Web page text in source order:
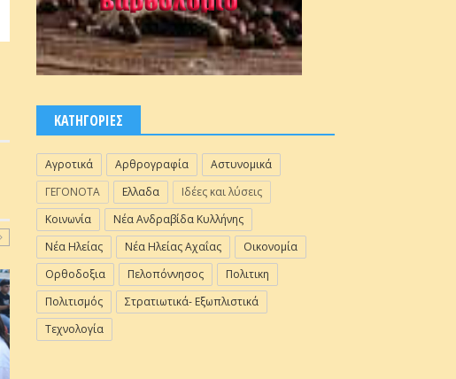
ΚΑΤΗΓΟΡΙΕΣ
Αγροτικά Αρθρογραφία
Αστυνομικά
ΓΕΓΟΝΟΤΑ
Ελλαδα
Ιδέες και λύσεις
Κοινωνία
Νέα Ανδραβίδα Κυλλήνης
Νέα Ηλείας
Νέα Ηλείας Αχαΐας
Οικονομία
Ορθοδοξια
Πελοπόννησος
Πολιτικη
Πολιτισμός
Στρατιωτικά- Εξωπλιστικά
Τεχνολογία